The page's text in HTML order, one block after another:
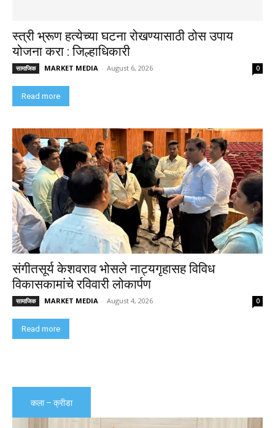
स्त्री भ्रूण हत्येच्या घटना रोखण्यासाठी ठोस उपाय
योजना करा : जिल्हाधिकारी
सामाजिक MARKET MEDIA - August 6, 2026 0
Read more
संगीतसूर्य केशवराव भोसले नाट्यगृहासह विविध
विकासकामांचे रविवारी लोकार्पण
सामाजिक MARKET MEDIA - August 4, 2026 0
Read more
कला – क्रीडा